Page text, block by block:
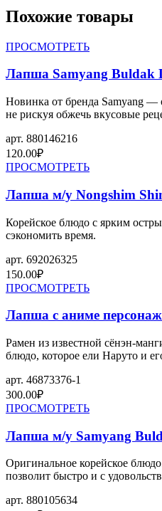
Похожие товары
ПРОСМОТРЕТЬ
Лапша Samyang Buldak
Новинка от бренда Samyang —
не рискуя обжечь вкусовые
арт. 880146216
120.00₽
ПРОСМОТРЕТЬ
Лапша м/у Nongshim
Корейское блюдо с ярким
сэкономить время.
арт. 692026325
150.00₽
ПРОСМОТРЕТЬ
Лапша с аниме
Рамен из известной сёнэн-
блюдо, которое ели Наруто и
арт. 46873376-1
300.00₽
ПРОСМОТРЕТЬ
Лапша м/у Samyang
Оригинальное корейское
позволит быстро и с
арт. 880105634